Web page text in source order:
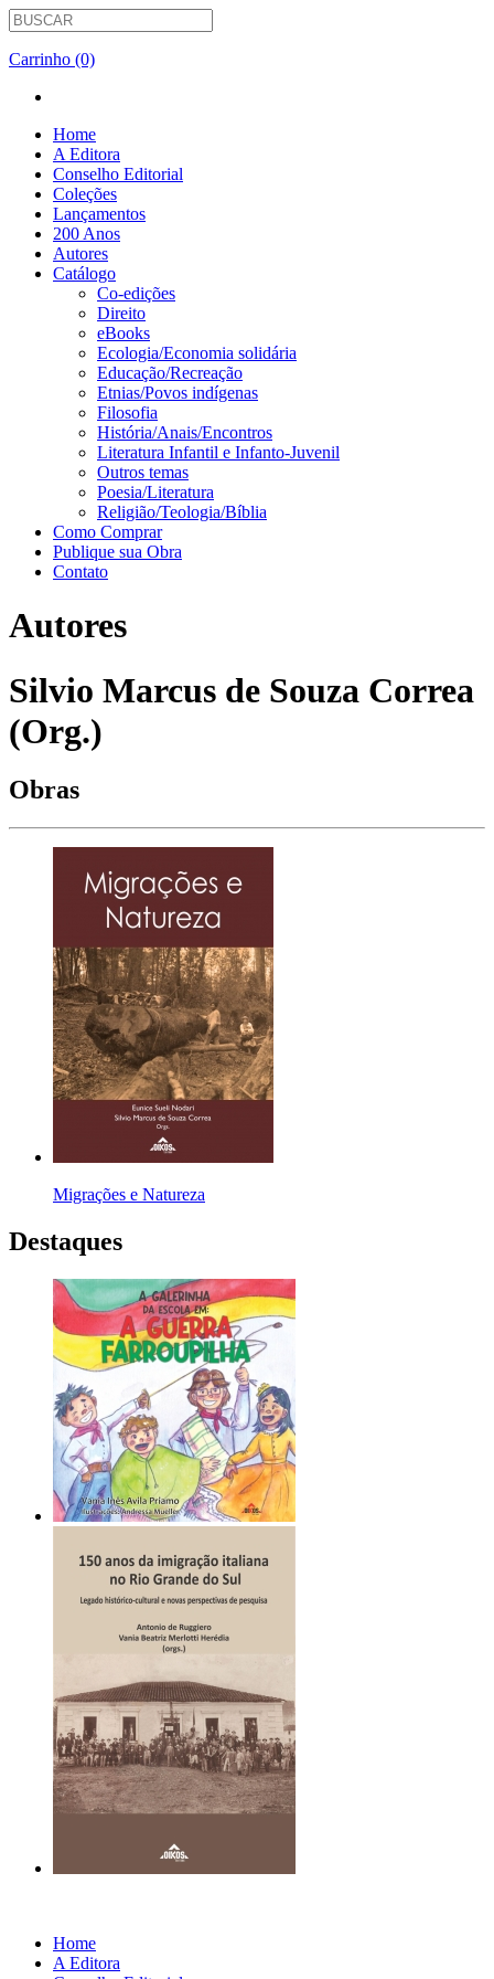
Carrinho (0)
Home
A Editora
Conselho Editorial
Coleções
Lançamentos
200 Anos
Autores
Catálogo
Co-edições
Direito
eBooks
Ecologia/Economia solidária
Educação/Recreação
Etnias/Povos indígenas
Filosofia
História/Anais/Encontros
Literatura Infantil e Infanto-Juvenil
Outros temas
Poesia/Literatura
Religião/Teologia/Bíblia
Como Comprar
Publique sua Obra
Contato
Autores
Silvio Marcus de Souza Correa
(Org.)
Obras
Migrações e Natureza
Destaques
Home
A Editora